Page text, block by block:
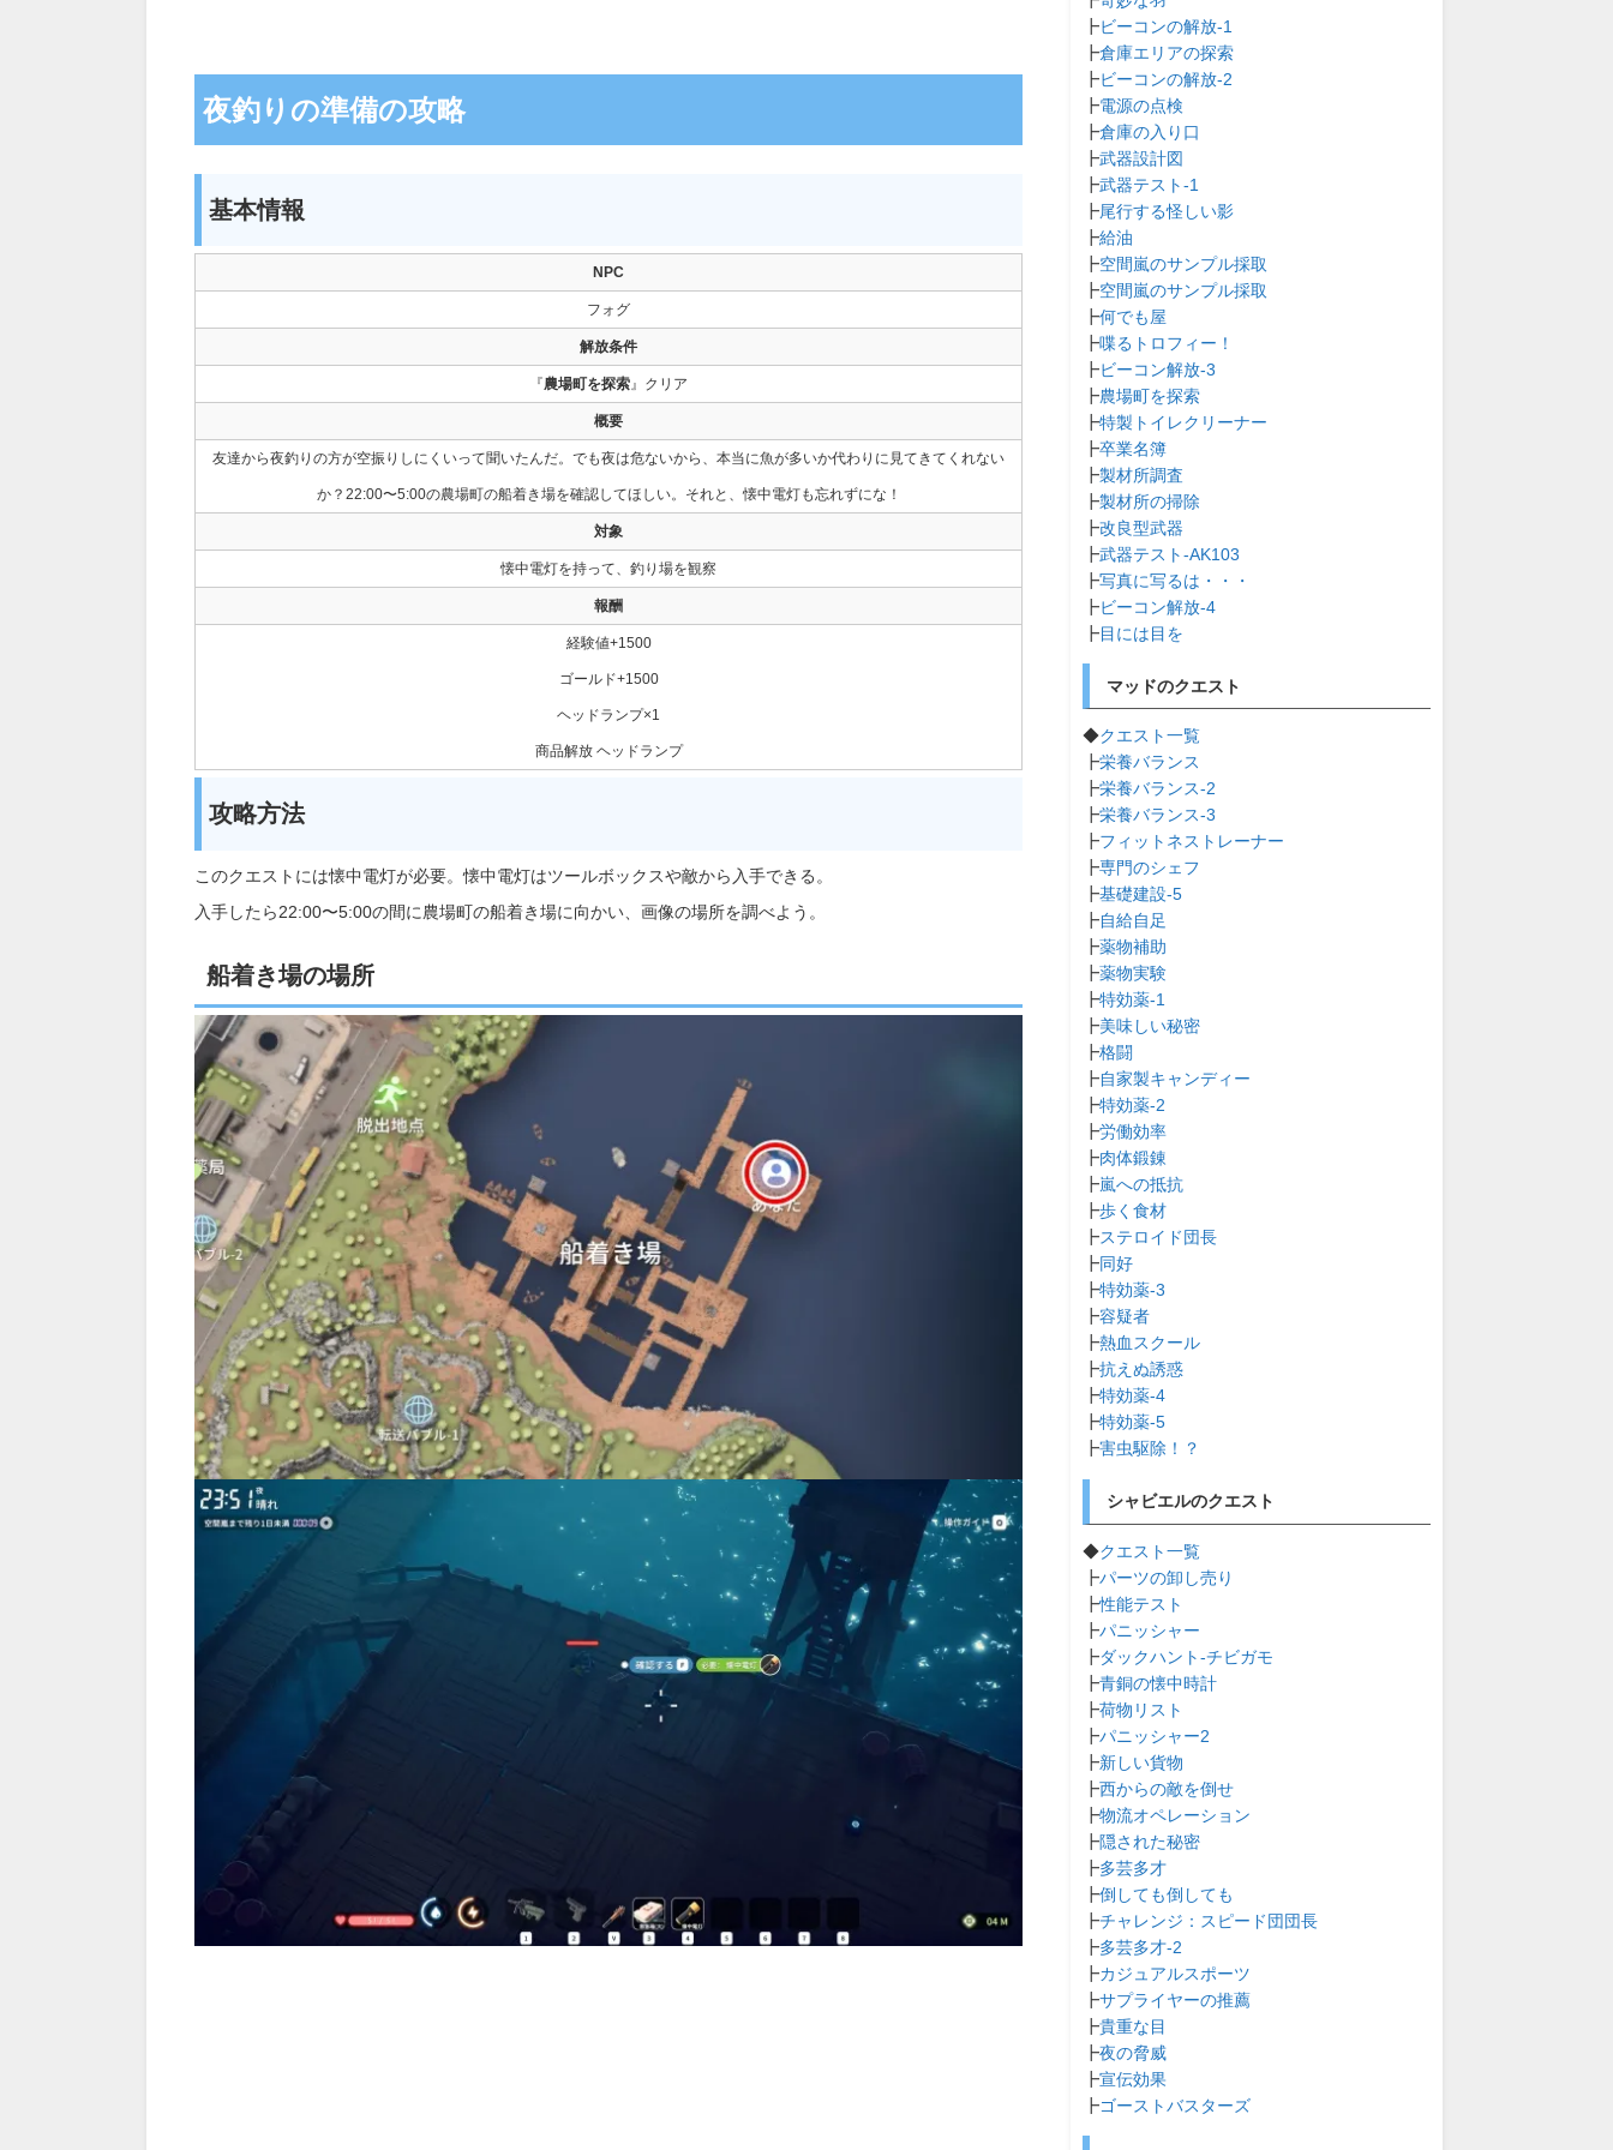
夜釣りの準備の攻略
基本情報
NPC
フォグ
解放条件
『農場町を探索 』クリア
概要
友達から夜釣りの方が空振りしにくいって聞いたんだ。でも夜は危ないから、本当に魚が多いか代わりに見てきてくれない
か？22:00〜5:00の農場町の船着き場を確認してほしい。それと、懐中電灯も忘れずにな！
対象
懐中電灯を持って、釣り場を観察
報酬
経験値+1500
ゴールド+1500
ヘッドランプ×1
商品解放 ヘッドランプ
攻略方法
このクエストには懐中電灯が必要。懐中電灯はツールボックスや敵から入手できる。
入手したら22:00〜5:00の間に農場町の船着き場に向かい、画像の場所を調べよう。
船着き場の場所
┣ビーコンの解放-1
┣倉庫エリアの探索
┣ビーコンの解放-2
┣電源の点検
┣倉庫の入り口
┣武器設計図
┣武器テスト-1
┣尾行する怪しい影
┣給油
┣空間嵐のサンプル採取
┣空間嵐のサンプル採取
┣何でも屋
┣喋るトロフィー！
┣ビーコン解放-3
┣農場町を探索
┣特製トイレクリーナー
┣卒業名簿
┣製材所調査
┣製材所の掃除
┣改良型武器
┣武器テスト-AK103
┣写真に写るは・・・
┣ビーコン解放-4
┣ 目には目を
マッドのクエスト
◆クエスト一覧
┣栄養バランス
┣栄養バランス-2
┣栄養バランス-3
┣フィットネストレーナー
┣専門のシェフ
┣基礎建設-5
┣自給自足
┣薬物補助
┣薬物実験
┣特効薬-1
┣美味しい秘密
┣格闘
┣自家製キャンディー
┣特効薬-2
┣労働効率
┣肉体鍛錬
┣嵐への抵抗
┣歩く食材
┣ステロイド団長
┣ 同好
┣特効薬-3
┣容疑者
┣熱血スクール
┣抗えぬ誘惑
┣特効薬-4
┣特効薬-5
┣害虫駆除！？
シャビエルのクエスト
◆クエスト一覧
┣パーツの卸し売り
┣性能テスト
┣パニッシャー
┣ダックハント-チビガモ
┣青銅の懐中時計
┣荷物リスト
┣パニッシャー2
┣新しい貨物
┣西からの敵を倒せ
┣物流オペレーション
┣隠された秘密
┣多芸多才
┣倒しても倒しても
┣チャレンジ：スピード団団長
┣多芸多才-2
┣カジュアルスポーツ
┣サプライヤーの推薦
┣貴重な目
┣夜の脅威
┣宣伝効果
┣ゴーストバスターズ